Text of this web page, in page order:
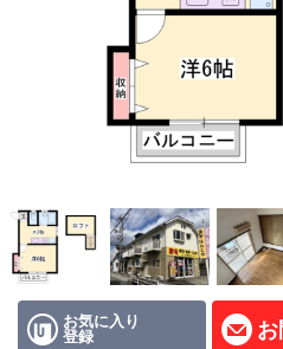
保証人不要物件
◆新築物件の新設備で快適♪◆
路線·駅から探す
地域から探す
地図から探す
スタッフ紹介
お気に入り
登録